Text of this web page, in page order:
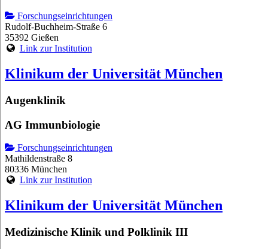
Forschungseinrichtungen
Rudolf-Buchheim-Straße 6
35392 Gießen
Link zur Institution
Klinikum der Universität München
Augenklinik
AG Immunbiologie
Forschungseinrichtungen
Mathildenstraße 8
80336 München
Link zur Institution
Klinikum der Universität München
Medizinische Klinik und Polklinik III